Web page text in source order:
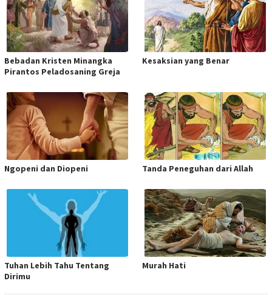
Bebadan Kristen Minangka
Pirantos Peladosaning Greja
Kesaksian yang Benar
Ngopeni dan Diopeni Tanda Peneguhan dari Allah
Tuhan Lebih Tahu Tentang
Dirimu
Murah Hati